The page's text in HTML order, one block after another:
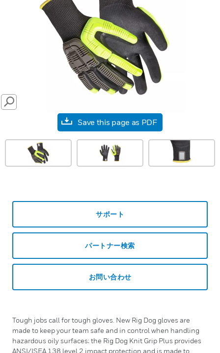
SEARCH
Save this page as PDF
サポート
パートナー検索
お問い合わせ
Tough jobs call for tough gloves. New Rig Dog gloves are
made to keep your team safe and in control when handling
hazardous oily surfaces; the Rig Dog Knit Grip Plus provides
ANSI/ISEA 138 level 2 impact protection and is made to